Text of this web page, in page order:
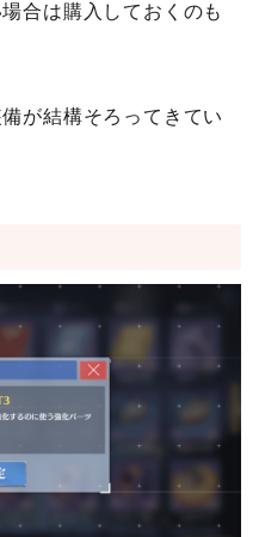
合は購入しておくのも
が結構そろってきてい